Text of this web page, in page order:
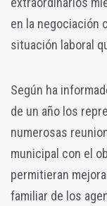
en la negociación
situación laboral
Según ha
de un año los
numerosas
municipal con el
permitieran
familiar de los